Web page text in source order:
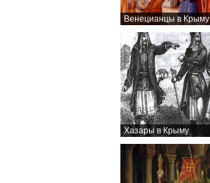
Венецианцы в Крыму
Хазары в Крыму